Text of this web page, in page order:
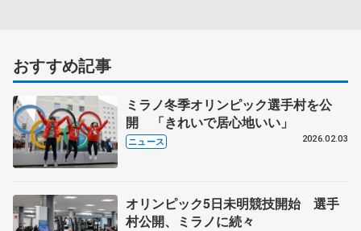
おすすめ記事
ミラノ冬季オリンピック選手村を公
開 「きれいで居心地いい」
ニュース 2026.02.03
オリンピック5日未明競技開始 選手
村公開、ミラノに続々